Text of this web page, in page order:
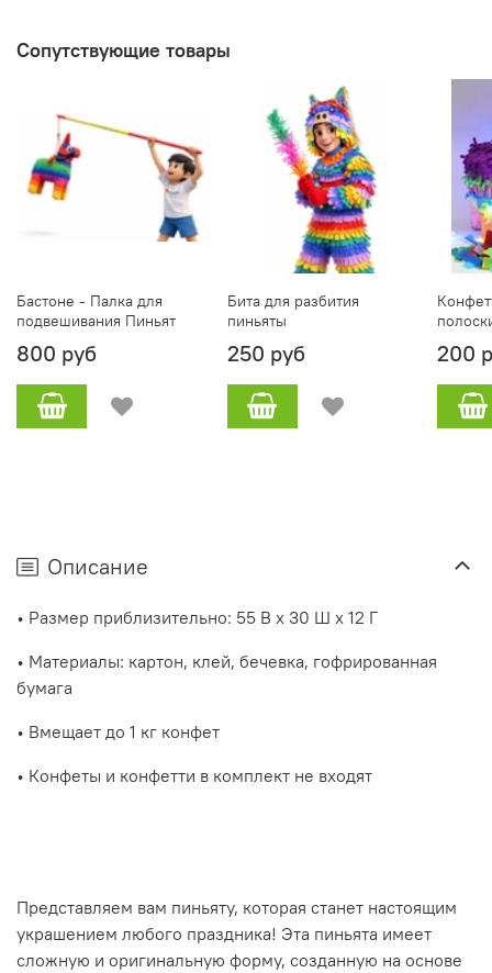
Сопутствующие товары
Бастоне - Палка для
подвешивания Пиньят
800 руб
Бита для разбития
пиньяты
250 руб 200
Описание
• Размер приблизительно: 55 В x 30 Ш x 12 Г
• Материалы: картон, клей, бечевка, гофрированная
бумага
• Вмещает до 1 кг конфет
• Конфеты и конфетти в комплект не входят
Представляем вам пиньяту, которая станет настоящим
украшением любого праздника! Эта пиньята имеет
сложную и оригинальную форму, созданную на основе